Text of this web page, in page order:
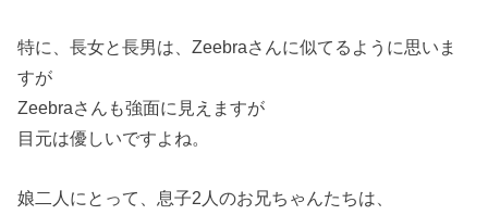
特に、長女と長男は、Zeebraさんに似てるように思いま
すが
Zeebraさんも強面に見えますが
目元は優しいですよね。
娘二人にとって、息子2人のお兄ちゃんたちは、